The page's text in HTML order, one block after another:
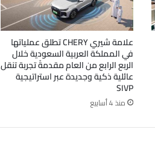
علامة شيري CHERY تطلق عملياتها
في المملكة العربية السعودية خلال
الربع الرابع من العام مقدمةً تجربة تنقل
عائلية ذكية وجديدة عبر استراتيجية
SIVP
منذ 4 أسابيع